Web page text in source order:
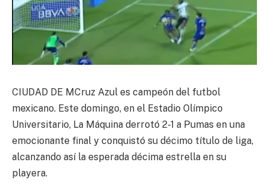
CIUDAD DE MCruz Azul es campeón del futbol
mexicano. Este domingo, en el Estadio Olímpico
Universitario, La Máquina derrotó 2-1 a Pumas en una
emocionante final y conquistó su décimo título de liga,
alcanzando así la esperada décima estrella en su
playera.